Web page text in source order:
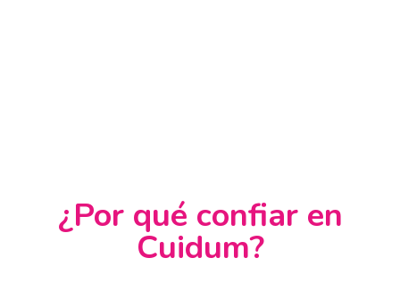
¿Por qué confiar en
Cuidum?